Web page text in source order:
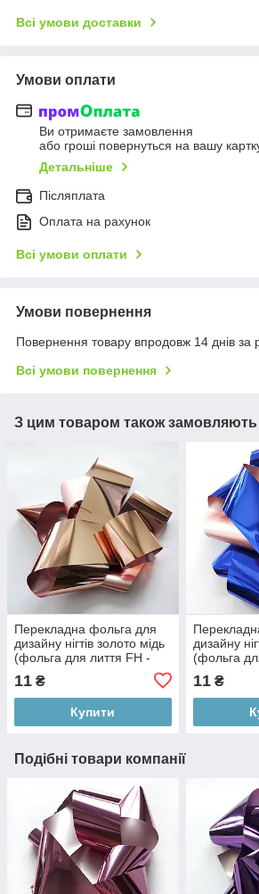
Всі умови доставки
Умови оплати
Ви отримаєте замовлення
або гроші повернуться на вашу
Детальніше
Післяплата
Оплата на рахунок
Всі умови оплати
Умови повернення
Повернення товару впродовж 14 днів за
Всі умови повернення
З цим товаром також замовляють
Перекладна фольга для
дизайну нігтів золото мідь
(фольга для лиття FH -
11 ₴
Купити
дизайну
(фольга
11₴
Подібні товари компанії